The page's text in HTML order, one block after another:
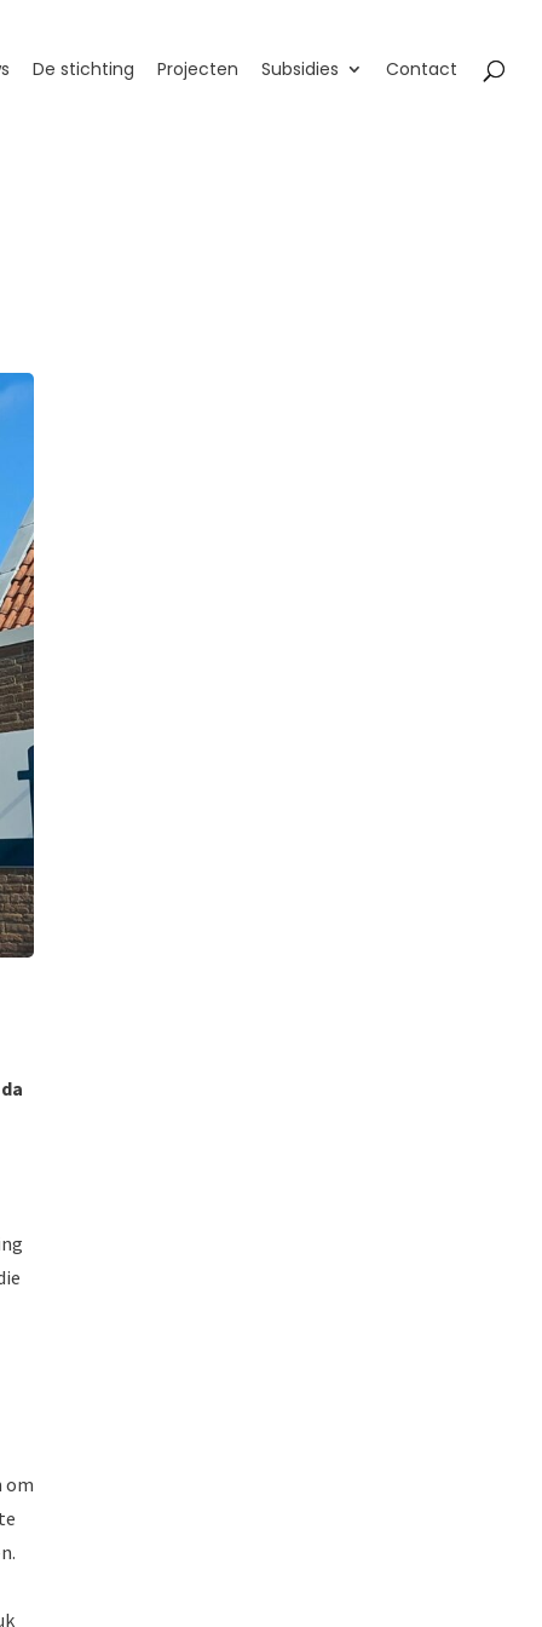
De stichting Projecten Subsidies Contact
om